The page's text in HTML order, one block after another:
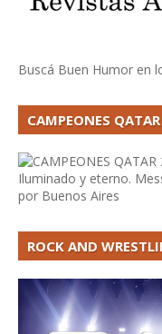
Buscá Buen Humor en
CAMPEONES
Iluminado y eterno.
por Buenos Aires
ROCK AND